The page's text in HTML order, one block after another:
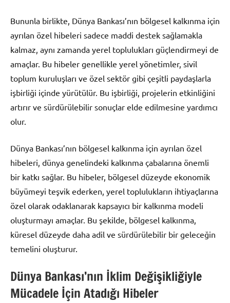
Bununla birlikte, Dünya Bankası’nın bölgesel kalkınma için
ayrılan özel hibeleri sadece maddi destek sağlamakla
kalmaz, aynı zamanda yerel toplulukları güçlendirmeyi de
amaçlar. Bu hibeler genellikle yerel yönetimler, sivil
toplum kuruluşları ve özel sektör gibi çeşitli paydaşlarla
işbirliği içinde yürütülür. Bu işbirliği, projelerin etkinliğini
artırır ve sürdürülebilir sonuçlar elde edilmesine yardımcı
olur.
Dünya Bankası’nın bölgesel kalkınma için ayrılan özel
hibeleri, dünya genelindeki kalkınma çabalarına önemli
bir katkı sağlar. Bu hibeler, bölgesel düzeyde ekonomik
büyümeyi teşvik ederken, yerel toplulukların ihtiyaçlarına
özel olarak odaklanarak kapsayıcı bir kalkınma modeli
oluşturmayı amaçlar. Bu şekilde, bölgesel kalkınma,
küresel düzeyde daha adil ve sürdürülebilir bir geleceğin
temelini oluşturur.
Dünya Bankası’nın İklim Değişikliğiyle
Mücadele İçin Atadığı Hibeler